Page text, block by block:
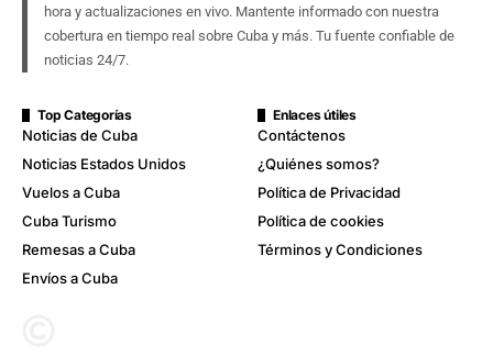
hora y actualizaciones en vivo. Mantente informado con nuestra
cobertura en tiempo real sobre Cuba y más. Tu fuente confiable de
noticias 24/7.
Top Categorías
Noticias de Cuba
Noticias Estados Unidos
Vuelos a Cuba
Cuba Turismo
Remesas a Cuba
Envíos a Cuba
Enlaces útiles
Contáctenos
¿Quiénes somos?
Política de Privacidad
Política de cookies
Términos y Condiciones